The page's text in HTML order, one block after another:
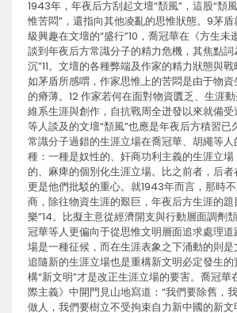
1943年，年夜后方刮起文壇“頹風”，這股“頹
惟苦悶”，還指向其他凌亂的思惟狀態。9茅
級興趣在文壇的“盛行”10，喬冠華在《方生未
談到年夜后方常識分子的精力危機，其焦點詞
沉”11。文壇的各種弊端及作家的精力狀態與
如茅盾所感喟，作家思惟上的苦悶是由于物
的瘠薄。12 作家若何在面對物資匱乏、生涯
維系生涯與創作，自抗戰周全迸發以來就備
等人談及的文壇“頹風”也應是年夜后方積習
常識分子過錯的生涯立場在喬冠華、胡繩等
種：一種是奴性的、奸商功利主義的生涯立
的、麻痺的個別化生涯立場。比之前者，后
更是他們批駁的重心。就1943年而言，那時
商，除往物資生涯的艱巨，年夜后方生涯的題
樂”14。比擬主意從經濟開支與行動層面調劑
冠華等人更偏向于從思惟文明層面追求處理
場是一種征候，而在生涯表象之下涌動的則是
追隨新的生涯立場也是重構新文明必定發生
構“新文明”才是改正生涯立場的要害。喬冠
際主義》中開門見山地寫道：“我們要除舊，
做人，我們要樹立不受拘束自力新中國的新文